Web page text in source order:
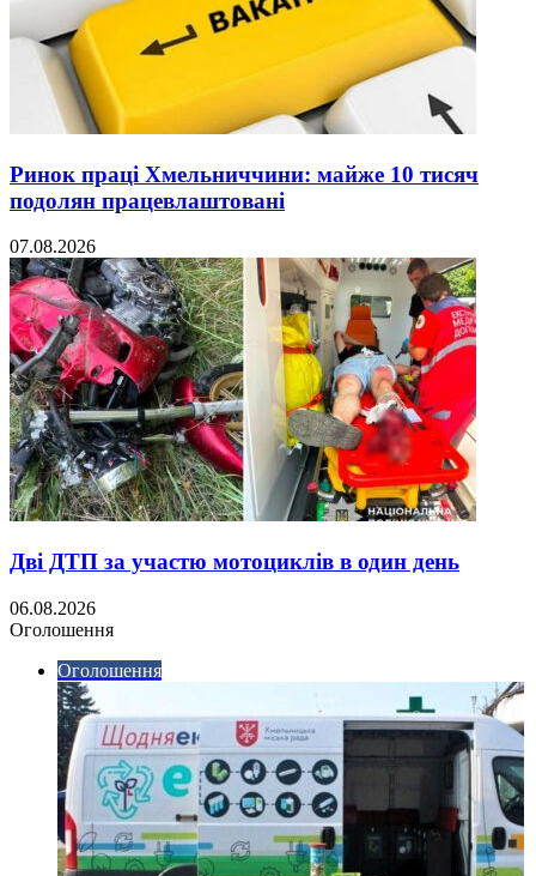
Ринок праці Хмельниччини: майже 10 тисяч
подолян працевлаштовані
07.08.2026
Дві ДТП за участю мотоциклів в один день
06.08.2026
Оголошення
Оголошення